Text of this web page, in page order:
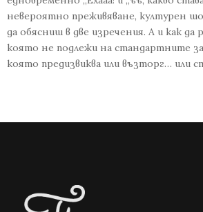
невероятно преживяване, културен
да обясниш в две изречения. А и как да
която не подлежи на стандартните
която предизвиква или възторг… или